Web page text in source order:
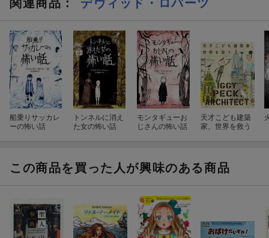
関連商品 ： デヴィッド・ロバーツ
船乗りサッカレ
ーの怖い話
トンネルに消え
た女の怖い話
モンタギューお
じさんの怖い話
天才こども建築
家、世界を救う
この商品を買った人が興味のある商品